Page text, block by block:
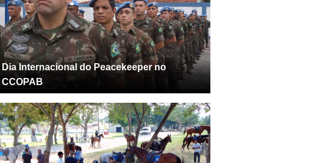
Dia Internacional do Peacekeeper no
CCOPAB